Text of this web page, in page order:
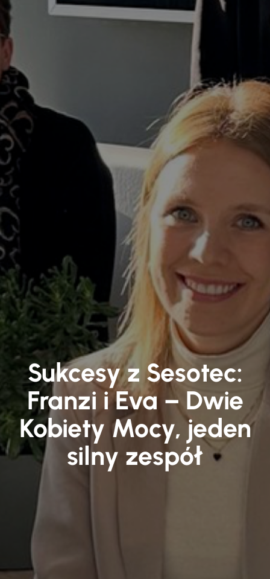
Sukcesy z Sesotec:
Franzi i Eva – Dwie
Kobiety Mocy, jeden
silny zespół